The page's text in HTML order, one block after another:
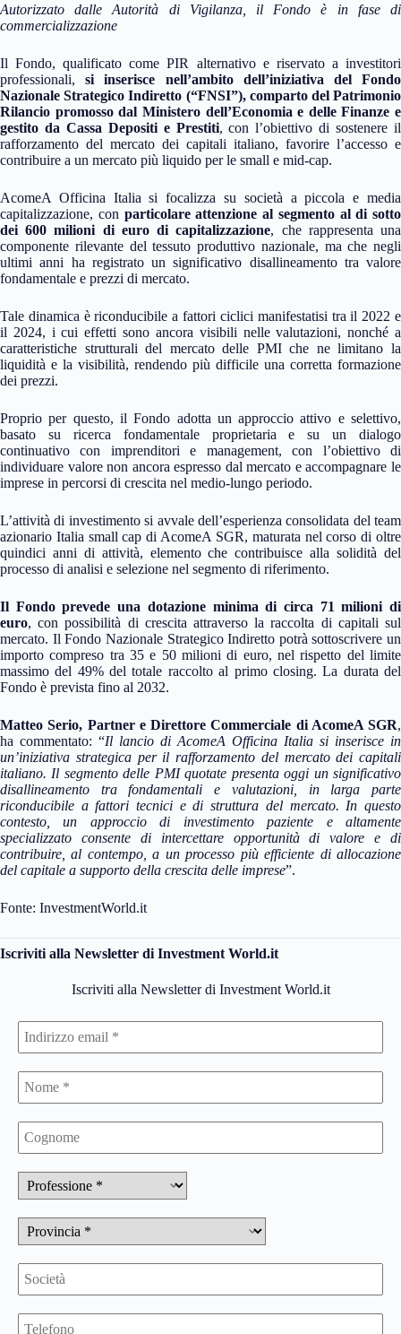
Autorizzato dalle Autorità di Vigilanza, il Fondo è in fase di
commercializzazione
Il Fondo, qualificato come PIR alternativo e riservato a investitori
professionali,si inserisce nell’ambito dell’iniziativa del Fondo
Nazionale Strategico Indiretto (“FNSI”), comparto del Patrimonio
Rilancio promosso dal Ministero dell’Economia e delle Finanze e
gestito da Cassa Depositi e Prestiti, con l’obiettivo di sostenere il
rafforzamento del mercato dei capitali italiano, favorire l’accesso e
contribuire a un mercato più liquido per le small e mid-cap.
AcomeA Officina Italia si focalizza su società a piccola e media
capitalizzazione, con particolare attenzione al segmento al di sotto
dei 600 milioni di euro di capitalizzazione, che rappresenta una
componente rilevante del tessuto produttivo nazionale, ma che negli
ultimi anni ha registrato un significativo disallineamento tra valore
fondamentale e prezzi di mercato.
Tale dinamica è riconducibile a fattori ciclici manifestatisi tra il 2022 e
il 2024, i cui effetti sono ancora visibili nelle valutazioni, nonché a
caratteristiche strutturali del mercato delle PMI che ne limitano la
liquidità e la visibilità, rendendo più difficile una corretta formazione
dei prezzi.
Proprio per questo, il Fondo adotta un approccio attivo e selettivo,
basato su ricerca fondamentale proprietaria e su un dialogo
continuativo con imprenditori e management, con l’obiettivo di
individuare valore non ancora espresso dal mercato e accompagnare le
imprese in percorsi di crescita nel medio-lungo periodo.
L’attività di investimento si avvale dell’esperienza consolidata del team
azionario Italia small cap di AcomeA SGR, maturata nel corso di oltre
quindici anni di attività, elemento che contribuisce alla solidità del
processo di analisi e selezione nel segmento di riferimento.
Il Fondo prevede una dotazione minima di circa 71 milioni di
euro, con possibilità di crescita attraverso la raccolta di capitali sul
mercato. Il Fondo Nazionale Strategico Indiretto potrà sottoscrivere un
importo compreso tra 35 e 50 milioni di euro, nel rispetto del limite
massimo del 49% del totale raccolto al primo closing. La durata del
Fondo è prevista fino al 2032.
Matteo Serio, Partner e Direttore Commerciale di AcomeA SGR,
ha commentato: “Il lancio di AcomeA Officina Italia si inserisce in
un’iniziativa strategica per il rafforzamento del mercato dei capitali
italiano. Il segmento delle PMI quotate presenta oggi un significativo
disallineamento tra fondamentali e valutazioni, in larga parte
riconducibile a fattori tecnici e di struttura del mercato. In questo
contesto, un approccio di investimento paziente e altamente
specializzato consente di intercettare opportunità di valore e di
contribuire, al contempo, a un processo più efficiente di allocazione
del capitale a supporto della crescita delle imprese”.
Fonte: InvestmentWorld.it
Iscriviti alla Newsletter di Investment World.it
Iscriviti alla Newsletter di Investment World.it